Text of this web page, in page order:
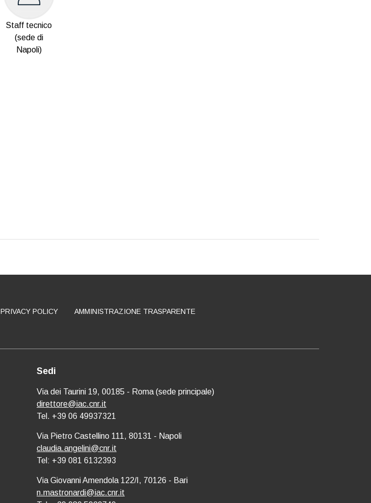
Staff tecnico
(sede di
Napoli)
PRIVACY POLICY AMMINISTRAZIONE TRASPARENTE
Sedi
Via dei Taurini 19, 00185 - Roma (sede principale)
direttore@iac.cnr.it
Tel. +39 06 49937321
Via Pietro Castellino 111, 80131 - Napoli
claudia.angelini@cnr.it
Tel: +39 081 6132393
Via Giovanni Amendola 122/I, 70126 - Bari
n.mastronardi@iac.cnr.it